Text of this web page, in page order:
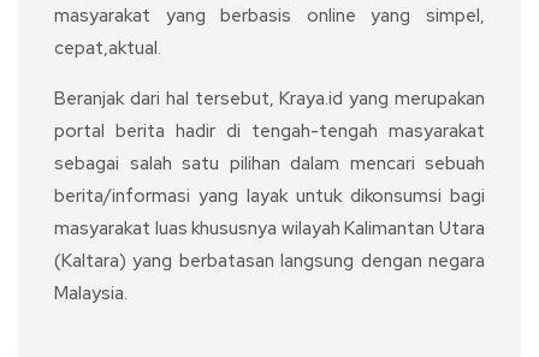
masyarakat yang berbasis online yang simpel,
cepat,aktual.
Beranjak dari hal tersebut, Kraya.id yang merupakan
portal berita hadir di tengah-tengah masyarakat
sebagai salah satu pilihan dalam mencari sebuah
berita/informasi yang layak untuk dikonsumsi bagi
masyarakat luas khususnya wilayah Kalimantan Utara
(Kaltara) yang berbatasan langsung dengan negara
Malaysia.